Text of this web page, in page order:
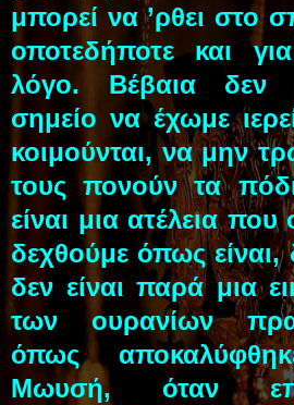
μπορεί να ’ρθει στο
οποτεδήποτε και
λόγο. Βέβαια δεν
σημείο να έχωμε
κοιμούνται, να μην
τους πονούν τα
είναι μια ατέλεια
δεχθούμε όπως είναι,
δεν είναι παρά μια
των ουρανίων
όπως
Μωυσή, όταν